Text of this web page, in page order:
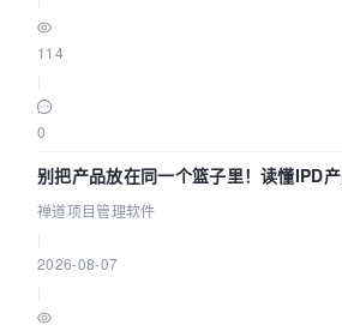
114
0
别把产品放在同一个篮子里！读懂IPD
禅道项目管理软件
2026-08-07